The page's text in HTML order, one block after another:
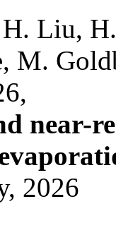
Liu,
M.
near-
2026